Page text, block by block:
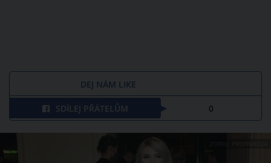
DEJ NÁM LIKE
SDÍLEJ PŘÁTELŮM 0